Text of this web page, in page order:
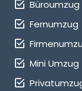
Büroumzug
Fernumzug
Mini Umzug